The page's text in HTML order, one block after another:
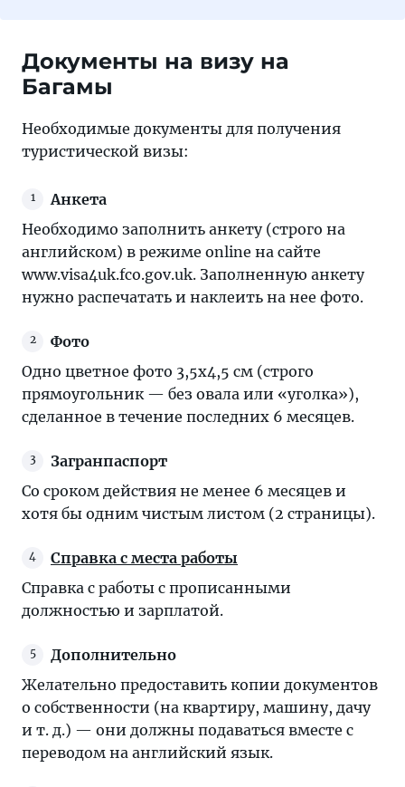
Документы на визу на
Багамы
Необходимые документы для получения
туристической визы:
Анкета
Необходимо заполнить анкету (строго на
английском) в режиме online на сайте
www.visa4uk.fco.gov.uk. Заполненную анкету
нужно распечатать и наклеить на нее фото.
Фото
Одно цветное фото 3,5х4,5 см (строго
прямоугольник — без овала или «уголка»),
сделанное в течение последних 6 месяцев.
Загранпаспорт
Со сроком действия не менее 6 месяцев и
хотя бы одним чистым листом (2 страницы).
Справка с места работы
Справка с работы с прописанными
должностью и зарплатой.
Дополнительно
Желательно предоставить копии документов
о собственности (на квартиру, машину, дачу
и т. д.) — они должны подаваться вместе с
переводом на английский язык.